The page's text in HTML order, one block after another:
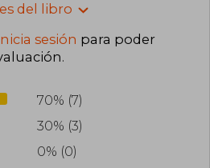
del libro
sesión para poder
.
70% (7)
30% (3)
0% (0)